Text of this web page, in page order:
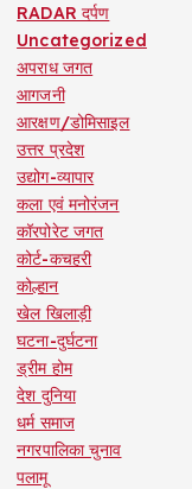
RADAR दर्पण
Uncategorized
अपराध जगत
आगजनी
आरक्षण/डोमिसाइल
उत्तर प्रदेश
उद्योग-व्यापार
कला एवं मनोरंजन
कॉरपोरेट जगत
कोर्ट-कचहरी
कोल्हान
खेल खिलाड़ी
घटना-दुर्घटना
ड्रीम होम
देश दुनिया
धर्म समाज
नगरपालिका चुनाव
पलामू